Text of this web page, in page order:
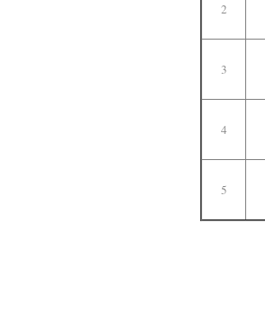
2
3
4
5